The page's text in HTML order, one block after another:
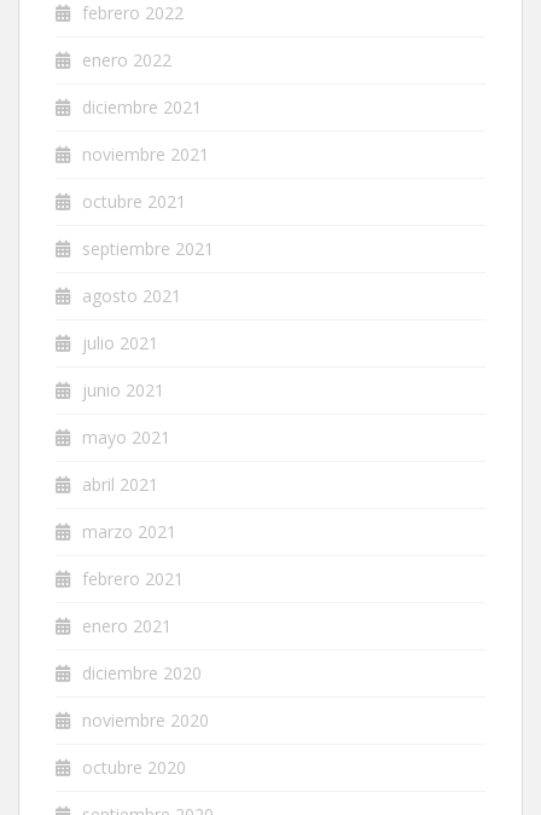
febrero 2022
enero 2022
diciembre 2021
noviembre 2021
octubre 2021
septiembre 2021
agosto 2021
julio 2021
junio 2021
mayo 2021
abril 2021
marzo 2021
febrero 2021
enero 2021
diciembre 2020
noviembre 2020
octubre 2020